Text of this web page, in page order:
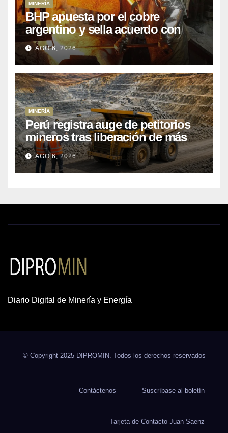
MINERÍA
BHP apuesta por el cobre
argentino y sella acuerdo con
Kobrea para siete proyecto
AGO 6, 2026
MINERÍA
Perú registra auge de petitorios
mineros tras liberación de más
de mil concesiones para explorar
cobre y oro
AGO 6, 2026
Diario Digital de Minería y Energía
© Copyright 2025 DIPROMIN. Todos los derechos reservados
Contáctenos Suscríbase al boletín
Tarjeta de Contacto Juan Saenz